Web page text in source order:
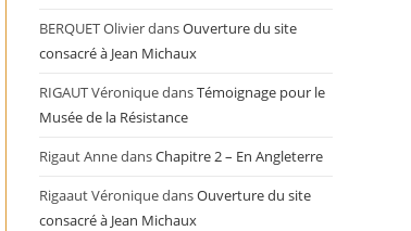
BERQUET OlivierdansOuverture du site
consacré à Jean Michaux
RIGAUT VéroniquedansTémoignage pour le
Musée de la Résistance
Rigaut AnnedansChapitre 2 – En Angleterre
Rigaaut VéroniquedansOuverture du site
consacré à Jean Michaux